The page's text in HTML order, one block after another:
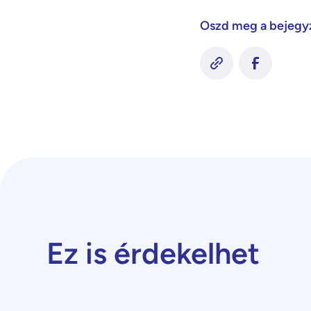
Oszd meg a
Ez is érdekelhet